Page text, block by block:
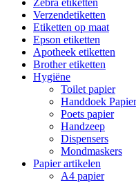
Zebra etiketten
Verzendetiketten
Etiketten op maat
Epson etiketten
Apotheek etiketten
Brother etiketten
Hygiëne
Toilet papier
Handdoek Papier
Poets papier
Handzeep
Dispensers
Mondmaskers
Papier artikelen
A4 papier